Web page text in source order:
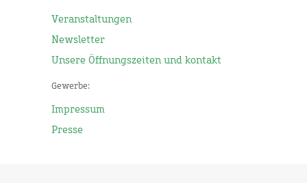
Veranstaltungen
Newsletter
Unsere Öffnungszeiten und kontakt
Gewerbe:
Impressum
Presse